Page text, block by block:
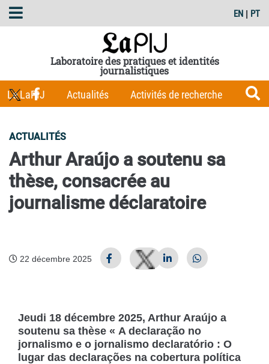
EN | PT
Laboratoire des pratiques et identités
journalistiques
Le LaPIJ
Actualités Activités de recherche
Publications
ACTUALITÉS
Arthur Araújo a soutenu sa
thèse, consacrée au
journalisme déclaratoire
22 décembre 2025
Jeudi 18 décembre 2025, Arthur Araújo a
soutenu sa thèse « A declaração no
jornalismo e o jornalismo declaratório : O
lugar das declarações na cobertura política